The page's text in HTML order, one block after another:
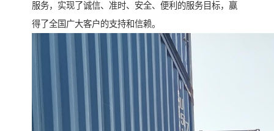
服务，实现了诚信、准时、安全、便利的服务目标，赢
得了全国广大客户的支持和信赖。